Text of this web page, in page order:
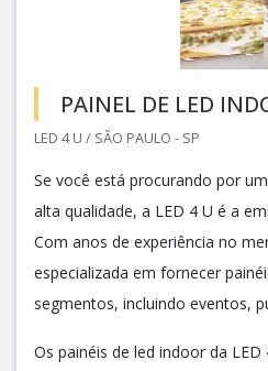
PAINEL DE LED
LED 4 U / SÃO PAULO - SP
Se você está procurando por
alta qualidade, a LED 4 U é a
Com anos de experiência no
especializada em fornecer
segmentos, incluindo eventos,
Os painéis de led indoor da